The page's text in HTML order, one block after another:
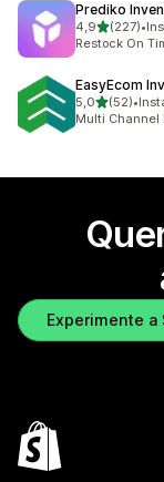
Prediko
4,9de 5(227)
227 total de•
Restock On
EasyEcom
5,0de 5(52)
52 total de
•
Multi Channel
Experimente